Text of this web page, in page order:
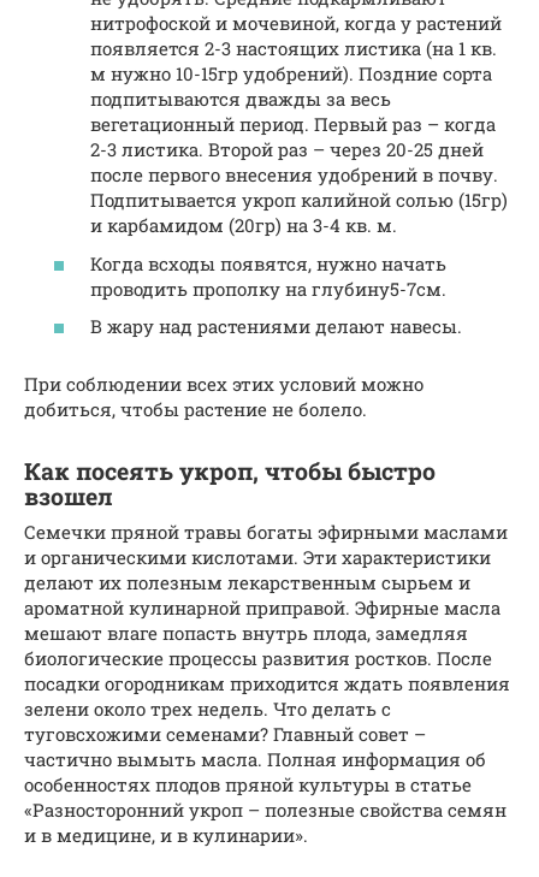
нитрофоской и мочевиной, когда у растений
появляется 2-3 настоящих листика (на 1 кв.
м нужно 10-15гр удобрений). Поздние сорта
подпитываются дважды за весь
вегетационный период. Первый раз – когда
2-3 листика. Второй раз – через 20-25 дней
после первого внесения удобрений в почву.
Подпитывается укроп калийной солью (15гр)
и карбамидом (20гр) на 3-4 кв. м.
Когда всходы появятся, нужно начать
проводить прополку на глубину5-7см.
В жару над растениями делают навесы.
При соблюдении всех этих условий можно
добиться, чтобы растение не болело.
Как посеять укроп, чтобы быстро
взошел
Семечки пряной травы богаты эфирными маслами
и органическими кислотами. Эти характеристики
делают их полезным лекарственным сырьем и
ароматной кулинарной приправой. Эфирные масла
мешают влаге попасть внутрь плода, замедляя
биологические процессы развития ростков. После
посадки огородникам приходится ждать появления
зелени около трех недель. Что делать с
туговсхожими семенами? Главный совет –
частично вымыть масла. Полная информация об
особенностях плодов пряной культуры в статье
«Разносторонний укроп – полезные свойства семян
и в медицине, и в кулинарии».